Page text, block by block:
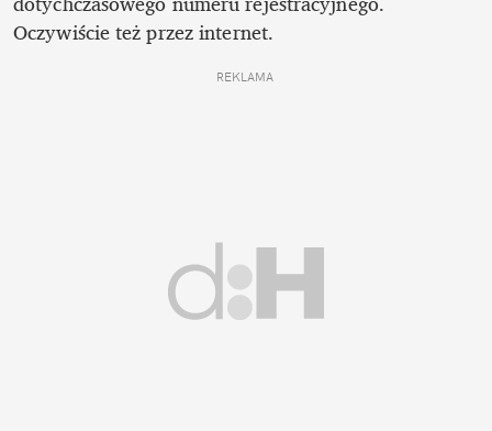
Oczywiście też przez internet.
REKLAMA